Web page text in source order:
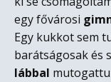
egy fővárosi
Egy kukkot sem
barátságosak és
lábbal